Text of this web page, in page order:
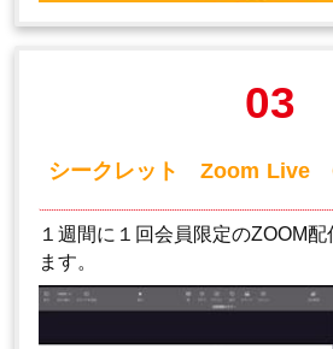
03
シークレット Zoom Live
１週間に１回会員限定のZOOM
ます。